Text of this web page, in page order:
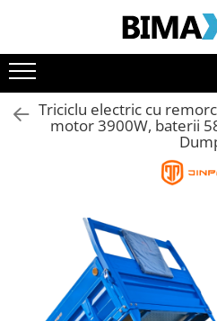
Toate Produsele
Triciclete Electrice
⬇ TIPURI
➔ Adulti - Fara permis
➔ Adulti - 2 Locuri
➔ Adulti - cu Cabina
➔ Cu 3 Roti
➔ Cu Cabina
Triciclu electric cu
motor 3900W, baterii